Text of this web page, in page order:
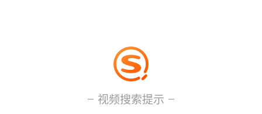
视频搜索提示